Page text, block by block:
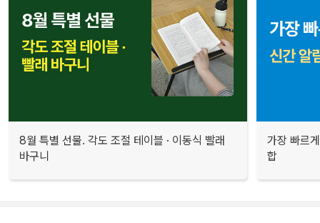
8월 특별 선물. 각도 조절 테이블 · 이동식 빨래
바구니
가장 빠르
합